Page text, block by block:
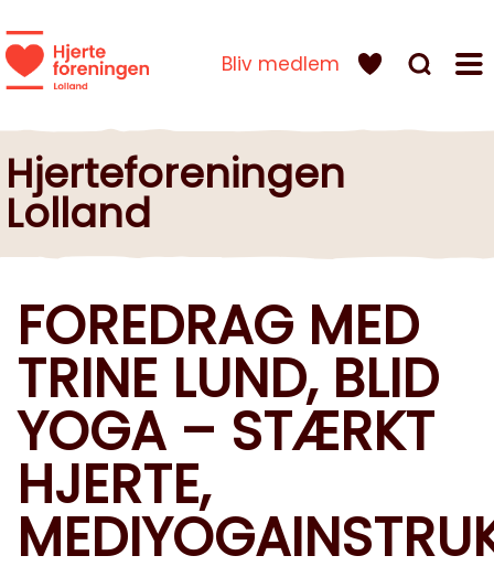
Bliv medlem
Hjerteforeningen
Lolland
FOREDRAG MED
TRINE LUND, BLID
YOGA – STÆRKT
HJERTE,